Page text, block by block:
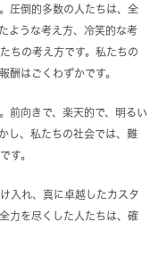
圧倒的多数の人たちは、全
ような考え方、冷笑的な考
ちの考え方です。私たちの
酬はごくわずかです。
前向きで、楽天的で、明るい
し、私たちの社会では、難
す。
入れ、真に卓越したカスタ
力を尽くした人たちは、確